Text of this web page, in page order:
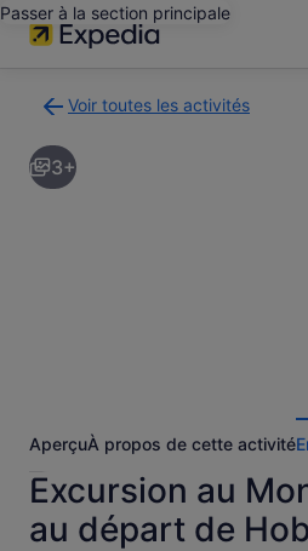
Passer à la section principale
Voir toutes les activités
à
la
page
3+
AperçuÀ propos de cette activité
Excursion au
au départ de